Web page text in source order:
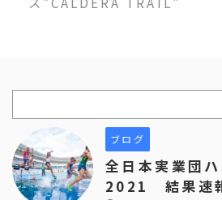
ブログ
全日本実業団
2021 結果速